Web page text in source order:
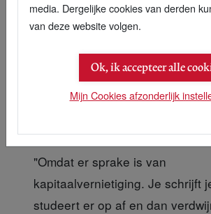
28 november 2006
Database
MVO-scripties
Waarom deze database?
"Omdat er sprake is van
kapitaalvernietiging. Je schrijft
studeert er op af en dan
media. Dergelijke cookies van derden
van deze website volgen.
Ok, ik accepteer alle
Mijn Cookies afzonderlijk